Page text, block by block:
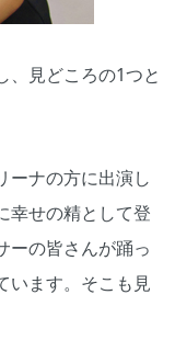
見どころの1つと
ーナの方に出演し
幸せの精として登
ーの皆さんが踊っ
います。そこも見